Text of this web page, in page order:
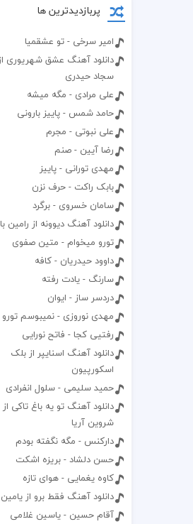
پربازدیدترین ها
امیر سرخی - تو عشقمیا
دانلود آهنگ عشق شهریوری از
سجاد حیدری
علی مرادی - مگه میشه
حامد شمس - پاییز بارونی
علی نبوتی - مجرم
رضا آیین - صنم
مهدی تورانی - پاییز
بابک راکت - حرف نزن
سامان خسروی - برگرد
دانلود آهنگ دیوونه از رامین
تورو میخوام - متین صفوی
داوود حیدریان - کافه
سارنگ - یادت رفته
دردسر ساز - ایوان
مهدی نوروزی - نمیبوسم تورو
رفتیی کجا - فاتح نورایی
دانلود آهنگ اسنایپر از بلک
اسکورپیون
حمید سلیمی - سلول انفرادی
دانلود آهنگ تو یه باغ تاکی از
شروین آریا
دارکنس - مگه نگفته بودم
حسن دلشاد - بریزه اشکت
کاوه یغمایی - هوای تازه
دانلود آهنگ فقط برو از یامین
آقام حسین - یاسین غلامی